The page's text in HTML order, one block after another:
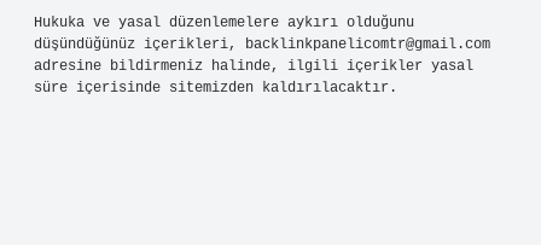
Hukuka ve yasal düzenlemelere aykırı olduğunu
düşündüğünüz içerikleri, backlinkpanelicomtr@gmail.com
adresine bildirmeniz halinde, ilgili içerikler yasal
süre içerisinde sitemizden kaldırılacaktır.